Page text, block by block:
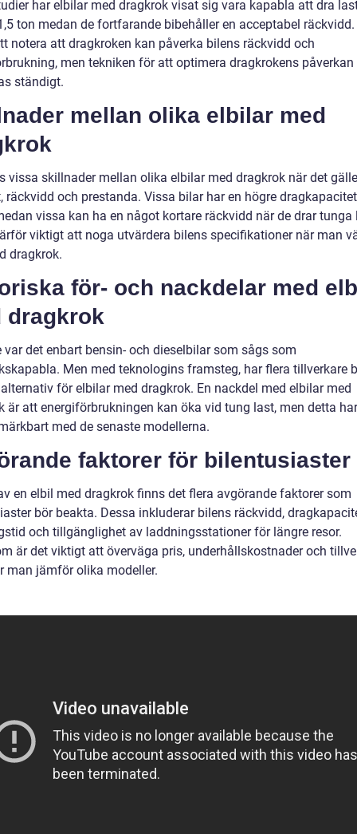
har elbilar med dragkrok visat sig vara kapabla att dra
ton medan de fortfarande bibehåller en acceptabel räckvidd.
notera att dragkroken kan påverka bilens räckvidd och
men tekniken för att optimera dragkrokens påverkan
ständigt.
mellan olika elbilar med
vissa skillnader mellan olika elbilar med dragkrok när det
räckvidd och prestanda. Vissa bilar har en högre
vissa kan ha en något kortare räckvidd när de drar tunga
viktigt att noga utvärdera bilens specifikationer när man
dragkrok.
för- och nackdelar med
dragkrok
var det enbart bensin- och dieselbilar som sågs som
Men med teknologins framsteg, har flera tillverkare
för elbilar med dragkrok. En nackdel med elbilar med
är att energiförbrukningen kan öka vid tung last, men detta
med de senaste modellerna.
faktorer för bilentusiaster
en elbil med dragkrok finns det flera avgörande faktorer som
bör beakta. Dessa inkluderar bilens räckvidd,
och tillgänglighet av laddningsstationer för längre resor.
är det viktigt att överväga pris, underhållskostnader och
man jämför olika modeller.